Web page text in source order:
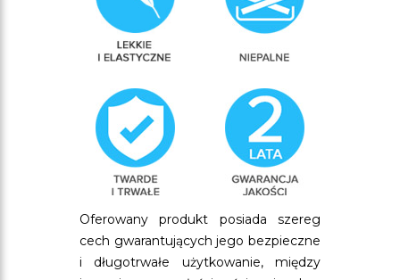
Oferowany produkt posiada szereg
cech gwarantujących jego bezpieczne
i długotrwałe użytkowanie, między